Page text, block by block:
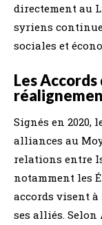
directement au
syriens
sociales et
Les Accords
Signés en 2020,
alliances au
relations entre
notamment les
accords visent à
ses alliés. Selon